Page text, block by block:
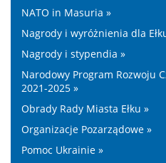
NATO in Masuria »
Nagrody i wyróżnienia dla
Nagrody i stypendia »
Narodowy Program Rozwoju
2021-2025 »
Obrady Rady Miasta Ełku »
Organizacje Pozarządowe »
Pomoc Ukrainie »